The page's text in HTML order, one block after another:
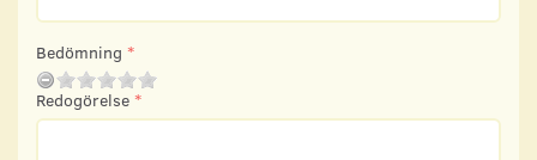
Bedömning
Redogörelse